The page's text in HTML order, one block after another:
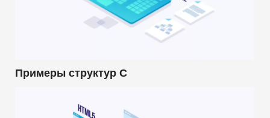
Примеры структур C